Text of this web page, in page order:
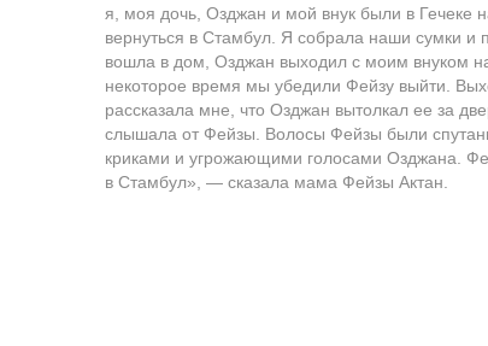
я, моя дочь, Озджан и мой внук были в
вернуться в Стамбул. Я собрала наши сумки
вошла в дом, Озджан выходил с моим внуком
некоторое время мы убедили Фейзу выйти.
рассказала мне, что Озджан вытолкал ее за
слышала от Фейзы. Волосы Фейзы были
криками и угрожающими голосами Озджана.
в Стамбул», — сказала мама Фейзы Актан.